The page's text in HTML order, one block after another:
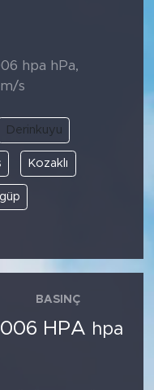
hpa hPa,
m/s
Derinkuyu
Kozaklı
BASINÇ
HPA hpa